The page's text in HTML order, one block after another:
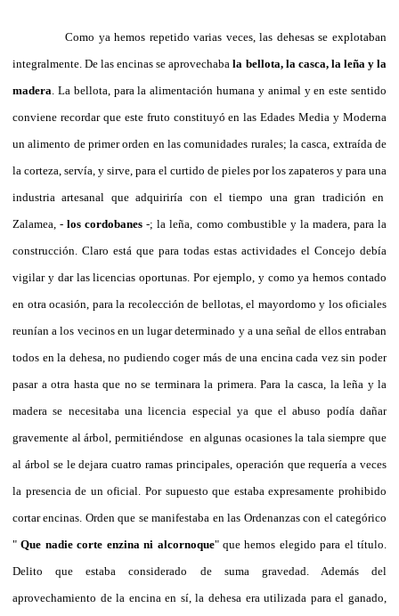
Como ya hemos repetido varias veces, las dehesas se explotaban
integralmente. De las encinas se aprovechabala bellota, la casca, la leña y la
madera . La bellota, para la alimentación humana y animal y en este sentido
conviene recordar que este fruto constituyó en las Edades Media y Moderna
un alimento de primer orden en las comunidades rurales; la casca, extraída de
la corteza, servía, y sirve, para el curtido de pieles por los zapateros y para una
industria artesanal que adquiriría con el tiempo una gran tradición en
Zalamea, -los cordobanes -; la leña, como combustible y la madera, para la
construcción. Claro está que para todas estas actividades el Concejo debía
vigilar y dar las licencias oportunas. Por ejemplo, y como ya hemos contado
en otra ocasión, para la recolección de bellotas, el mayordomo y los oficiales
reunían a los vecinos en un lugar determinado y a una señal de ellos entraban
todos en la dehesa, no pudiendo coger más de una encina cada vez sin poder
pasar a otra hasta que no se terminara la primera. Para la casca, la leña y la
madera se necesitaba una licencia especial ya que el abuso podía dañar
gravemente al árbol, permitiéndose en algunas ocasiones la tala siempre que
al árbol se le dejara cuatro ramas principales, operación que requería a veces
la presencia de un oficial. Por supuesto que estaba expresamente prohibido
cortar encinas. Orden que se manifestaba en las Ordenanzas con el categórico
"Que nadie corte enzina ni alcornoque" que hemos elegido para el título.
Delito que estaba considerado de suma gravedad. Además del
aprovechamiento de la encina en sí, la dehesa era utilizada para el ganado,